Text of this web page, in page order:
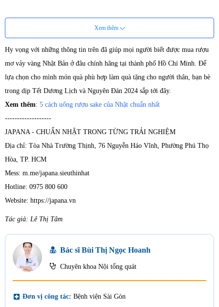
Xem thêm
Hy vọng với những thông tin trên đã giúp mọi người biết được mua rượu
mơ vảy vàng Nhật Bản ở đâu chính hãng tại thành phố Hồ Chí Minh. Để
lựa chọn cho mình món quà phù hợp làm quà tặng cho người thân, bạn bè
trong dịp Tết Dương Lịch và Nguyên Đán 2024 sắp tới đây.
Xem thêm: 5 cách uống rượu sake của Nhật chuẩn nhất
-------------------
JAPANA - CHUẨN NHẬT TRONG TỪNG TRẢI NGHIỆM
Địa chỉ: Tòa Nhà Trường Thịnh, 76 Nguyễn Háo Vĩnh, Phường Phú Thọ
Hòa, TP. HCM
Mess: m.me/japana.sieuthinhat
Hotline: 0975 800 600
Website: https://japana.vn
Tác giả: Lê Thị Tâm
Bác sĩ Bùi Thị Ngọc Hoanh
Chuyên khoa Nội tổng quát
local_hospital Đơn vị công tác: Bệnh viện Sài Gòn